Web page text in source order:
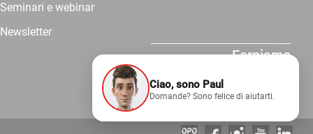
Seminari e webinar
Newsletter
Forniamo
competenza.
Ciao, sono Paul
Domande? Sono felice di aiutarti.